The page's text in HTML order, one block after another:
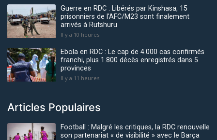
Guerre en RDC : Libérés par Kinshasa, 15
prisonniers de l'AFC/M23 sont finalement
arrivés à Rutshuru
Il y a 10 heures
Ebola en RDC : Le cap de 4.000 cas confirmés
franchi, plus 1.800 décès enregistrés dans 5
provinces
Il y a 11 heures
Articles Populaires
Football : Malgré les critiques, la RDC renouvelle
son partenariat « de visibilité » avec le Barça